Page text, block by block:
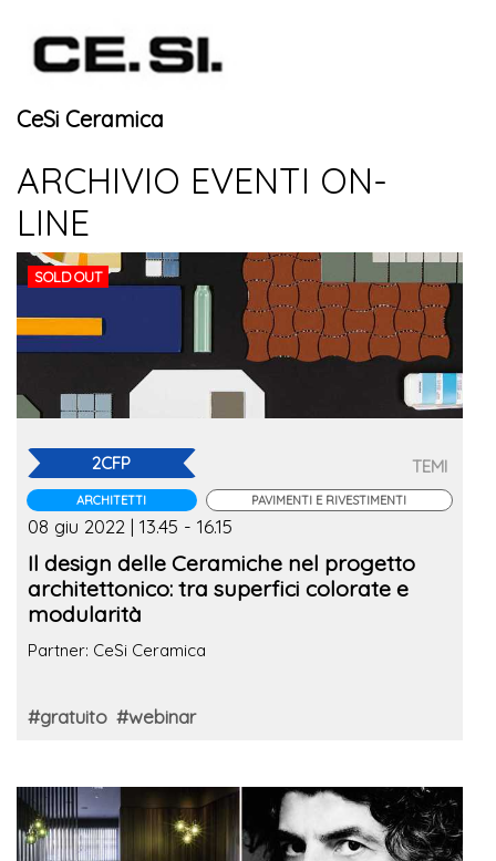
CeSi Ceramica
ARCHIVIO EVENTI ON-
LINE
SOLD OUT
2CFP
ARCHITETTI
TEMI
PAVIMENTI E RIVESTIMENTI
08 giu 2022 | 13.45 - 16.15
Il design delle Ceramiche nel progetto
architettonico: tra superfici colorate e
modularità
Partner: CeSi Ceramica
#gratuito #webinar